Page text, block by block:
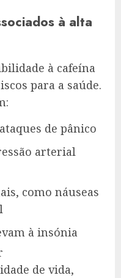
à alta
à cafeína
para a saúde.
de pânico
arterial
como náuseas
à insónia
de vida,